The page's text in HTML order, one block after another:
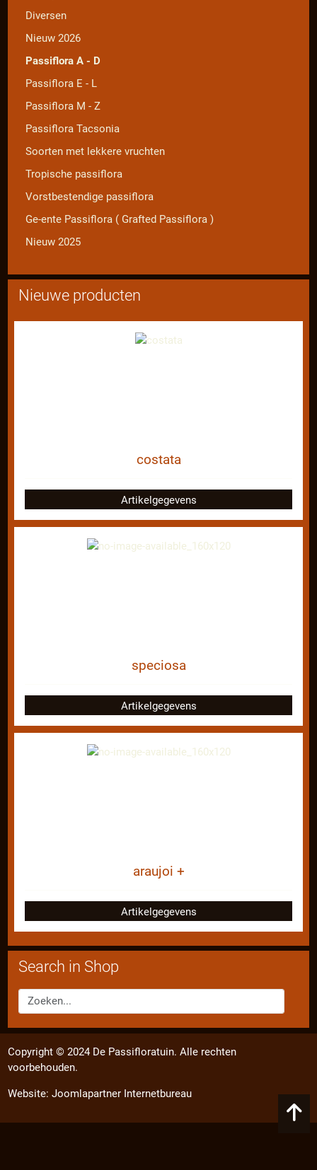
Diversen
Nieuw 2026
Passiflora A - D
Passiflora E - L
Passiflora M - Z
Passiflora Tacsonia
Soorten met lekkere vruchten
Tropische passiflora
Vorstbestendige passiflora
Ge-ente Passiflora ( Grafted Passiflora )
Nieuw 2025
Nieuwe producten
costata
Artikelgegevens
speciosa
Artikelgegevens
araujoi +
Artikelgegevens
Search in Shop
Copyright © 2024 De Passifloratuin. Alle rechten
voorbehouden.
Website:Joomlapartner Internetbureau